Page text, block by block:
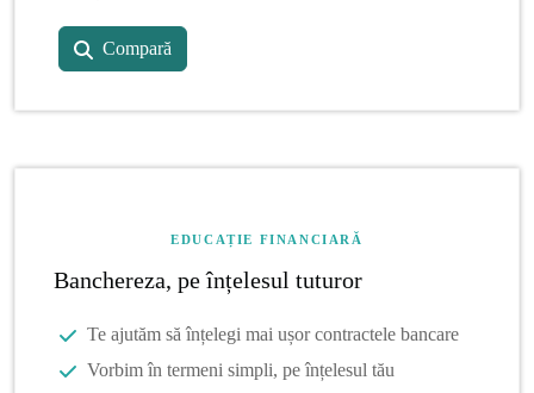
Compară
EDUCAȚIE FINANCIARĂ
Banchereza, pe înțelesul tuturor
Te ajutăm să înțelegi mai ușor contractele bancare
Vorbim în termeni simpli, pe înțelesul tău